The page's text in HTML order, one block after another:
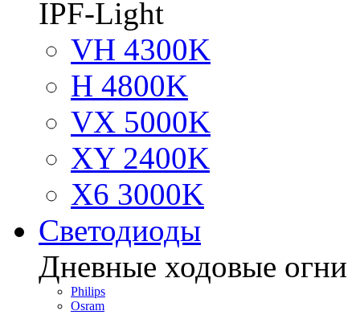
IPF-Light
VH 4300K
H 4800K
VX 5000K
XY 2400K
X6 3000K
Светодиоды
Дневные ходовые огни
Philips
Osram